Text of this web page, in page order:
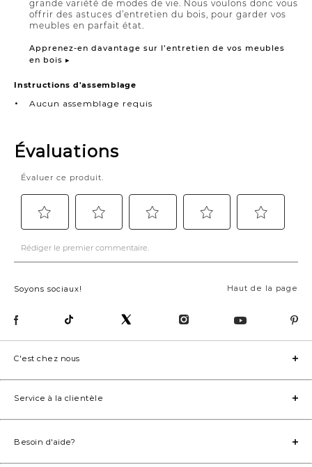
grande variété de modes de vie. Nous voulons donc vous
offrir des astuces d’entretien du bois, pour garder vos
meubles en parfait état.
Apprenez-en davantage sur l’entretien de vos meubles
en bois ▸
Instructions d'assemblage
Aucun assemblage requis
Haut de la page
Soyons sociaux!
C'est chez nous
Service à la clientèle
Besoin d'aide?